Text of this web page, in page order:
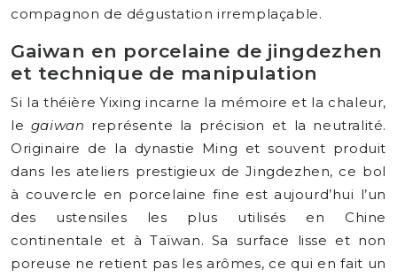
compagnon de dégustation irremplaçable.
Gaiwan en porcelaine de jingdezhen
et technique de manipulation
Si la théière Yixing incarne la mémoire et la chaleur,
le gaiwan représente la précision et la neutralité.
Originaire de la dynastie Ming et souvent produit
dans les ateliers prestigieux de Jingdezhen, ce bol
à couvercle en porcelaine fine est aujourd’hui l’un
des ustensiles les plus utilisés en Chine
continentale et à Taïwan. Sa surface lisse et non
poreuse ne retient pas les arômes, ce qui en fait un